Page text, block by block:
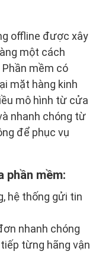
offline được xây
một cách
mềm có
mặt hàng kinh
mô hình từ cửa
nhanh chóng từ
để phục vụ
phần mềm:
hệ thống gửi tin
nhanh chóng
từng hãng vận